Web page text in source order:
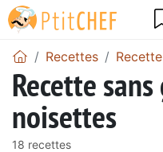
Recettes
Recette
noisettes
18 recettes